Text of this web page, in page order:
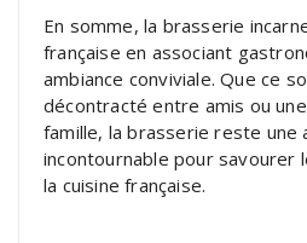
En somme, la brasserie
française en associant
ambiance conviviale. Que ce
décontracté entre amis ou
famille, la brasserie reste une
incontournable pour savourer
la cuisine française.